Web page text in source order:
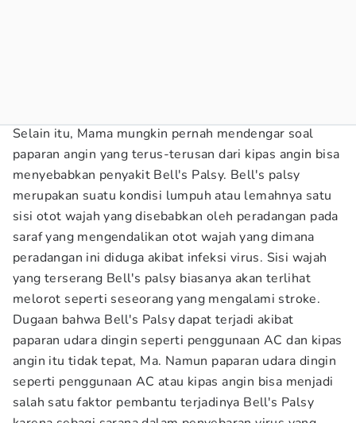
Selain itu, Mama mungkin pernah mendengar soal
paparan angin yang terus-terusan dari kipas angin bisa
menyebabkan penyakit Bell's Palsy. Bell's palsy
merupakan suatu kondisi lumpuh atau lemahnya satu
sisi otot wajah yang disebabkan oleh peradangan pada
saraf yang mengendalikan otot wajah yang dimana
peradangan ini diduga akibat infeksi virus. Sisi wajah
yang terserang Bell's palsy biasanya akan terlihat
melorot seperti seseorang yang mengalami stroke.
Dugaan bahwa Bell's Palsy dapat terjadi akibat
paparan udara dingin seperti penggunaan AC dan kipas
angin itu tidak tepat, Ma. Namun paparan udara dingin
seperti penggunaan AC atau kipas angin bisa menjadi
salah satu faktor pembantu terjadinya Bell's Palsy